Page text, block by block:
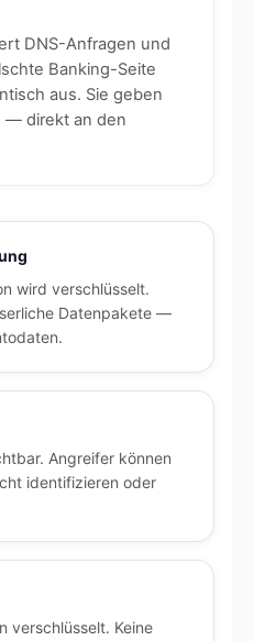
DNS-Anfragen und
Banking-Seite
aus. Sie geben
— direkt an den
wird verschlüsselt.
Datenpakete —
Angreifer können
identifizieren oder
verschlüsselt. Keine